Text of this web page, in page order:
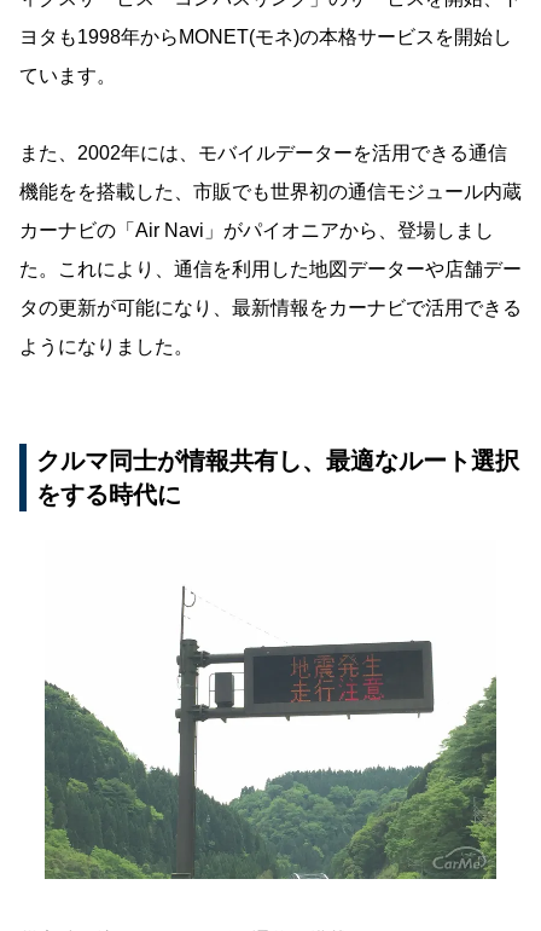
ヨタも1998年からMONET(モネ)の本格サービスを開始し
ています。
また、2002年には、モバイルデーターを活用できる通信
機能をを搭載した、市販でも世界初の通信モジュール内蔵
カーナビの「Air Navi」がパイオニアから、登場しまし
た。これにより、通信を利用した地図データーや店舗デー
タの更新が可能になり、最新情報をカーナビで活用できる
ようになりました。
クルマ同士が情報共有し、最適なルート選択
をする時代に